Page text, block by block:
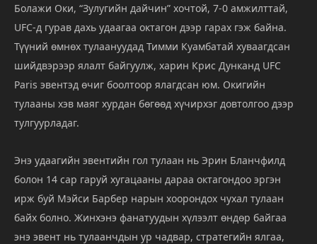
Болажи Оки, “Зулугийн дайчин” хочтой, 7-0 амжилттай,
UFC-д гурав дахь удаагаа октагон дээр гарах гэж байна.
Түүний өмнөх тулаануудад Тимми Куамбатай хуваагдсан
шийдвэрээр ялалт байгуулж, харин Крис Дунканд UFC
Paris эвентэд өчиг боолтоор ялагдсан юм. Окигийн
тулааны хэв маяг хурдан бөгөөд хүчирхэг довтолгоо дээр
тулгуурладаг.
Энэ удаагийн эвентийн гол тулаан нь Эрин Бланчфилд
болон 14 сар гаруй хугацааны дараа октагондоо эргэн
ирж буй Мэйси Барбер нарын хоорондох чухал тулаан
байх болно. Жинхэнэ фанатуудын хүлээлт өндөр байгаа
энэ эвент нь тулаанчдын ур чадвар, стратегийн ялгаа,